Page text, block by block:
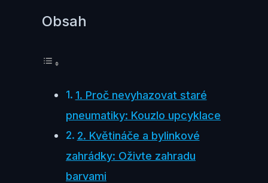
Obsah
1. Proč nevyhazovat staré
pneumatiky: Kouzlo upcyklace
2. Květináče a bylinkové
zahrádky: Oživte zahradu
barvami